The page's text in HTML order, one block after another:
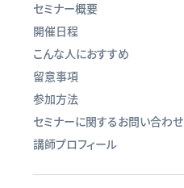
セミナー概要
開催日程
こんな人におすすめ
留意事項
参加方法
セミナーに関するお問い合わせ
講師プロフィール